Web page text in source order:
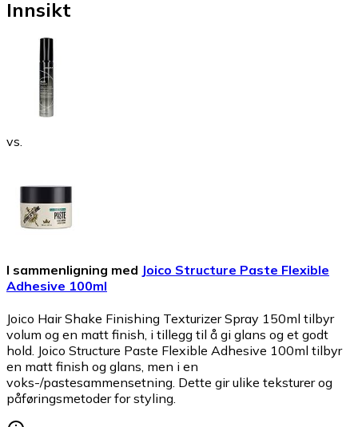
Innsikt
vs.
I sammenligning med Joico Structure Paste Flexible
Adhesive 100ml
Joico Hair Shake Finishing Texturizer Spray 150ml tilbyr
volum og en matt finish, i tillegg til å gi glans og et godt
hold. Joico Structure Paste Flexible Adhesive 100ml tilbyr
en matt finish og glans, men i en
voks-/pastesammensetning. Dette gir ulike teksturer og
påføringsmetoder for styling.